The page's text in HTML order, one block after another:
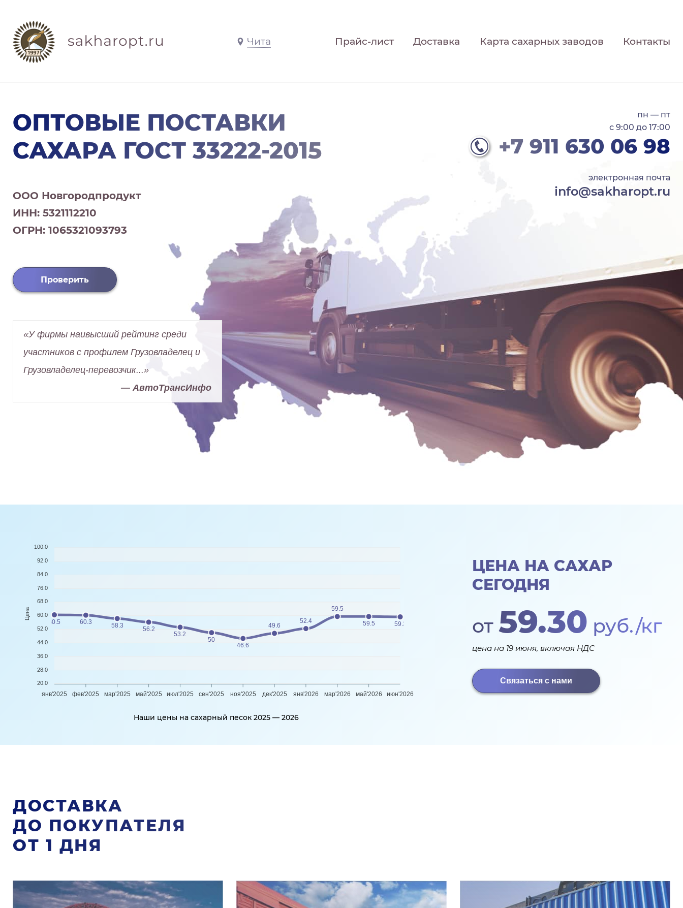
Чита Прайс-лист Доставка Карта сахарных заводов Контакты
ОПТОВЫЕ ПОСТАВКИ
САХАРА ГОСТ 33222-2015
ООО Новгородпродукт
ИНН: 5321112210
ОГРН: 1065321093793
Проверить
«У фирмы наивысший рейтинг среди
участников с профилем Грузовладелец и
Грузовладелец-перевозчик...»
— АвтоТрансИнфо
пн — пт
с 9:00 до 17:00
+7 911 630 06 98
электронная почта
info@sakharopt.ru
Наши цены на сахарный песок 2025 — 2026
янв'2025 фев'2025 мар'2025 май'2025 июл'2025 сен'2025 ноя'2025 дек'2025 янв'2026 мар'2026 май'2026 июн'2026
60.5 60.3 58.3
56.2
53.2
50
46.6
49.6
52.4
59.5
59.5 59.3
100.0
92.0
84.0
76.0
68.0
60.0
52.0
44.0
36.0
28.0
20.0
Цена
ЦЕНА НА САХАР
СЕГОДНЯ
от 59.30 руб./кг
цена на 19 июня, включая НДС
Связаться с нами
ДОСТАВКА
ДО ПОКУПАТЕЛЯ
ОТ 1 ДНЯ